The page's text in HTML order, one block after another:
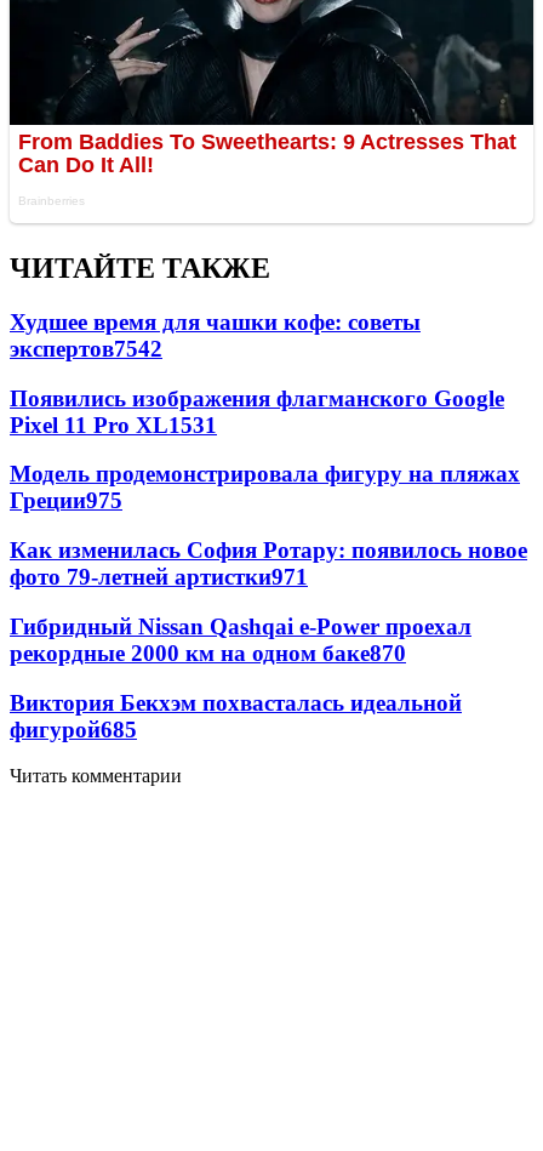
ЧИТАЙТЕ ТАКЖЕ
Худшее время для чашки кофе: советы
экспертов7542
Появились изображения флагманского Google
Pixel 11 Pro XL1531
Модель продемонстрировала фигуру на пляжах
Греции975
Как изменилась София Ротару: появилось новое
фото 79-летней артистки971
Гибридный Nissan Qashqai e-Power проехал
рекордные 2000 км на одном баке870
Виктория Бекхэм похвасталась идеальной
фигурой685
Читать комментарии